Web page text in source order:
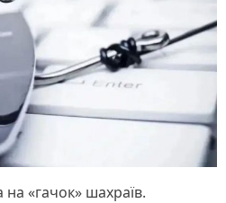
«гачок» шахраїв.